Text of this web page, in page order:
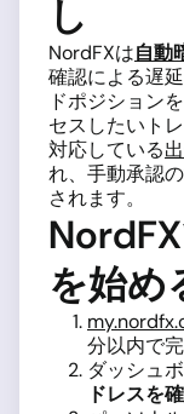
し
NordFXは自動
確認による遅
ドポジション
セスしたいト
対応している
れ、手動承認
されます。
を始め
分以内で
ダッシュ
ドレスを